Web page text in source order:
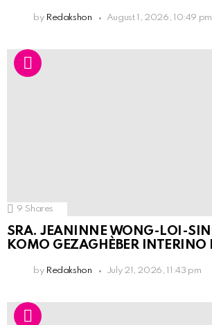
by Redakshon August 1, 2026, 10:49 pm
9 Shares
SRA. JEANINNE WONG-LOI-
KOMO GEZAGHÈBER INTERINO
by Redakshon July 21, 2026, 11:43 pm